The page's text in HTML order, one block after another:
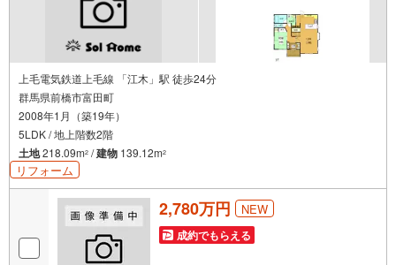
上毛電気鉄道上毛線 「江木」駅 徒歩24分
群馬県前橋市富田町
2008年1月（築19年）
5LDK / 地上階数2階
土地218.09m2 /建物 139.12m2
リフォーム
2,780万円 NEW
成約でもらえる